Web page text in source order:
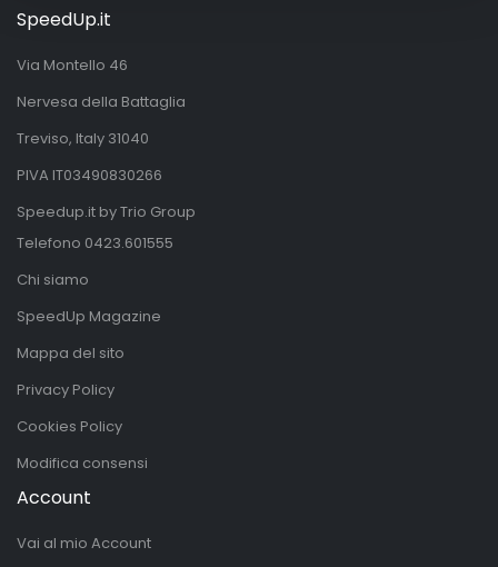
SpeedUp.it
Via Montello 46
Nervesa della Battaglia
Treviso, Italy 31040
PIVA IT03490830266
Speedup.it by Trio Group
Telefono 0423.601555
Chi siamo
SpeedUp Magazine
Mappa del sito
Privacy Policy
Cookies Policy
Modifica consensi
Account
Vai al mio Account